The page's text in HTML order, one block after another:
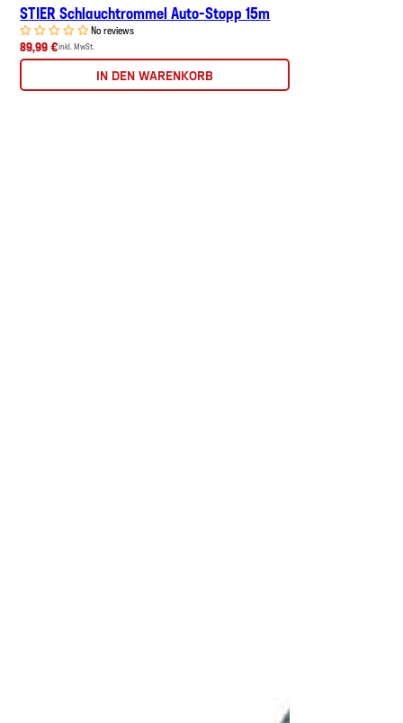
STIER Schlauchtrommel Auto-Stopp 15m
No reviews
89,99 €inkl. MwSt.
IN DEN WARENKORB